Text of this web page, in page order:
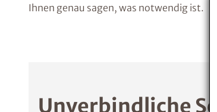
Ihnen genau sagen, was notwendig ist.
Unverbindliche